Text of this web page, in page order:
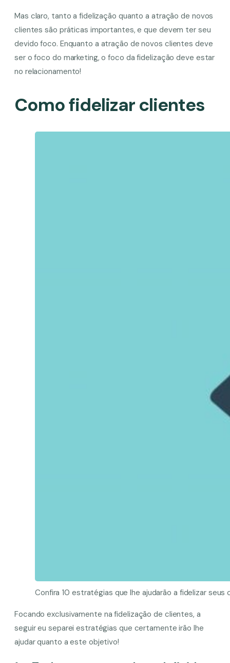
Mas claro, tanto a fidelização quanto a atração de novos
clientes são práticas importantes, e que devem ter seu
devido foco. Enquanto a atração de novos clientes deve
ser o foco do marketing, o foco da fidelização deve estar
no relacionamento!
Como fidelizar clientes
Confira 10 estratégias que lhe ajudarão a fidelizar
Focando exclusivamente na fidelização de clientes, a
seguir eu separei estratégias que certamente irão lhe
ajudar quanto a este objetivo!